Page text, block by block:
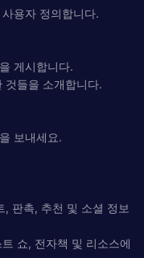
용자 정의합니다.
게시합니다.
것들을 소개합니다.
보내세요.
, 판촉, 추천 및 소셜 정보
쇼, 전자책 및 리소스에